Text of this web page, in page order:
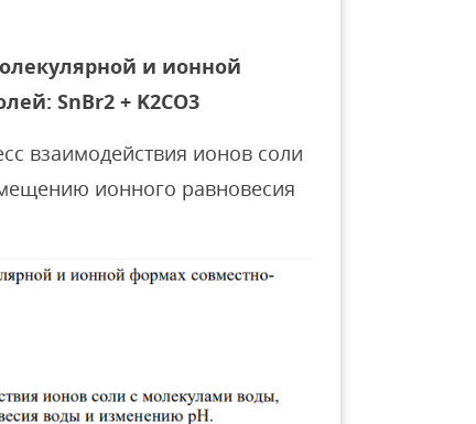
и ионной
SnBr2 + K2CO3
взаимодействия ионов соли
ионного равновесия